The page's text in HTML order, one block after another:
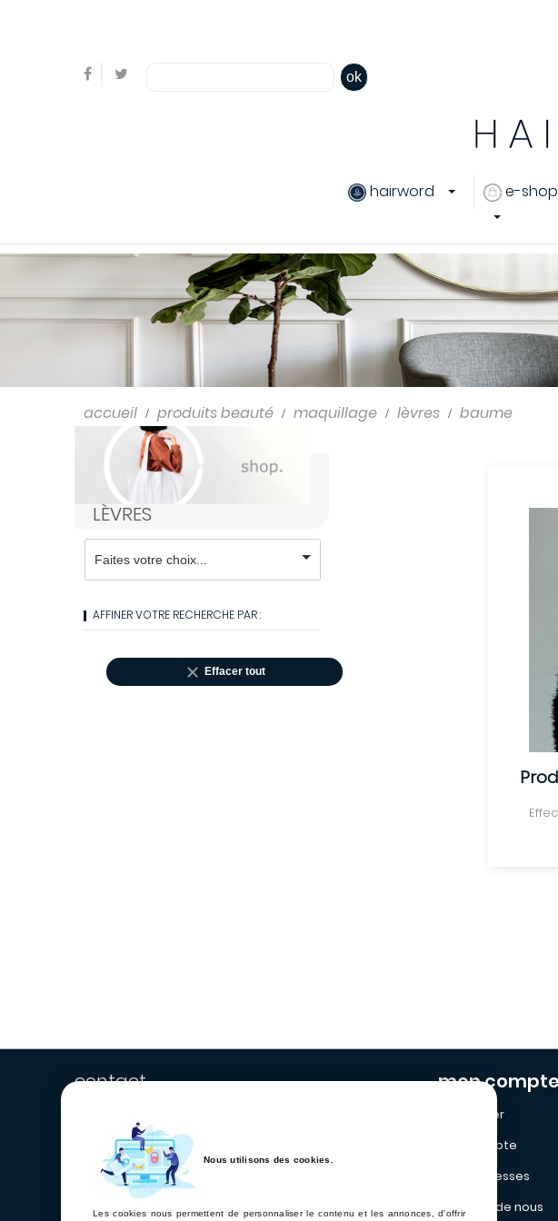
Nous utilisons des cookies.
Les cookies nous permettent de personnaliser le contenu et les annonces, d'offrir
ok
hairword e-shop
produits cheveux
Coiffants
Packs produits cheveux
Produits colorants
Shampooings
accueil produits beauté maquillage lèvres baume
LÈVRES
AFFINER VOTRE RECHERCHE PAR :
 Effacer tout
contact mon compte
Mon Panier
Mon Compte
Mes addresses
a propos de nous